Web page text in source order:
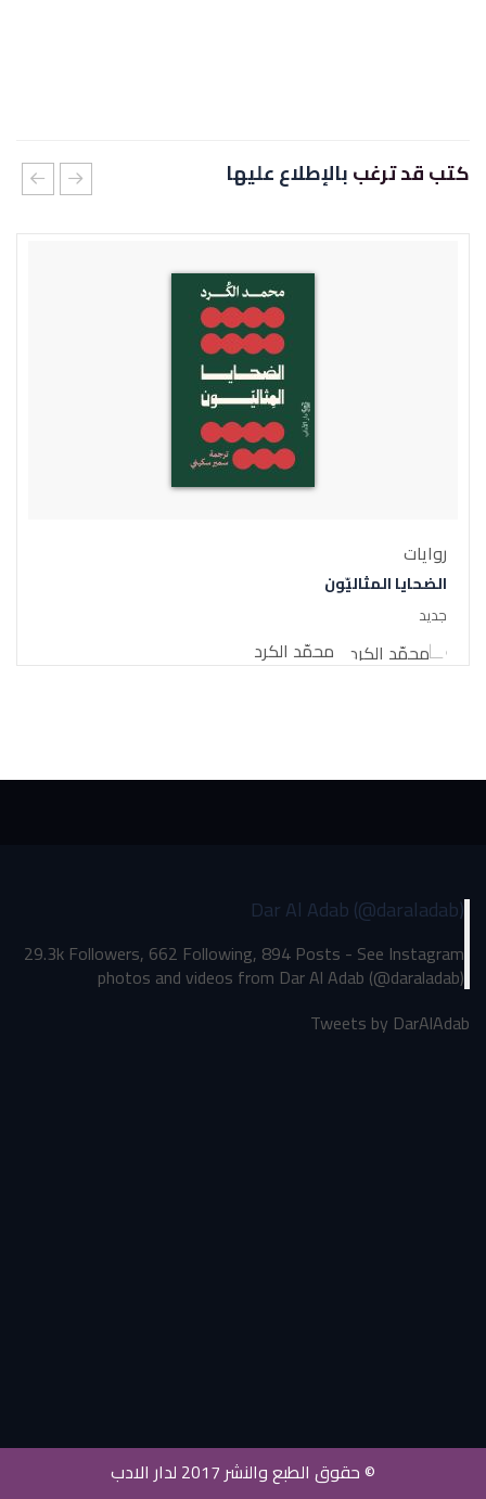
كتب قد ترغببالإطلاع عليها
روايات
الضحايا المثاليّون
جديد
محمّد الكرد
Dar Al Adab (@daraladab)
29.3k Followers, 662 Following, 894 Posts - See Instagram
photos and videos from Dar Al Adab (@daraladab)
Tweets by DarAlAdab
© حقوق الطبع والنشر 2017 لدار الادب